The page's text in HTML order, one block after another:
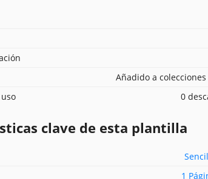
Añadido a
0
clave de esta plantilla
1